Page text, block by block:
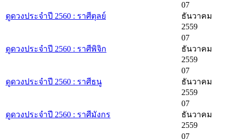
ดูดวงประจำปี 2560 : ราศีตุลย์
07
ธันวาคม
2559
ดูดวงประจำปี 2560 : ราศีพิจิก
07
ธันวาคม
2559
ดูดวงประจำปี 2560 : ราศีธนู
07
ธันวาคม
2559
ดูดวงประจำปี 2560 : ราศีมังกร
07
ธันวาคม
2559
07